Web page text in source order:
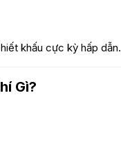
khấu cực kỳ hấp dẫn.
Gì?